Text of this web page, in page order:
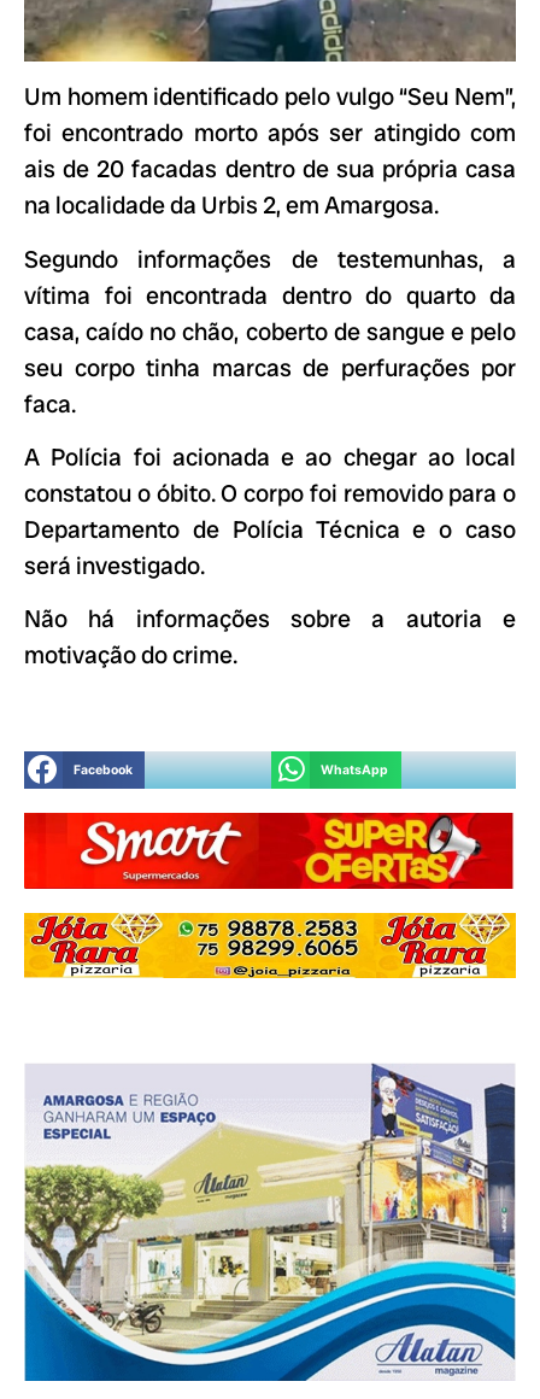
Um homem identificado pelo vulgo “Seu Nem”,
foi encontrado morto após ser atingido com
ais de 20 facadas dentro de sua própria casa
na localidade da Urbis 2, em Amargosa.
Segundo informações de testemunhas, a
vítima foi encontrada dentro do quarto da
casa, caído no chão, coberto de sangue e pelo
seu corpo tinha marcas de perfurações por
faca.
A Polícia foi acionada e ao chegar ao local
constatou o óbito. O corpo foi removido para o
Departamento de Polícia Técnica e o caso
será investigado.
Não há informações sobre a autoria e
motivação do crime.
Facebook WhatsApp